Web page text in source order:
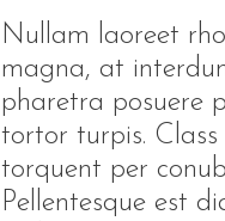
Nullam laoreet
magna, at
pharetra posuere
tortor turpis.
torquent per
Pellentesque est